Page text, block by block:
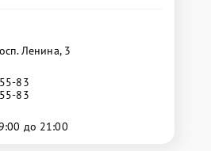
Ленина, 3
83
83
до 21:00